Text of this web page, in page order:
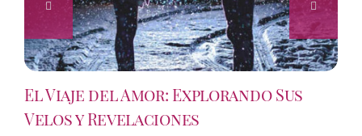
El Viaje del Amor: Explorando Sus
Velos y Revelaciones